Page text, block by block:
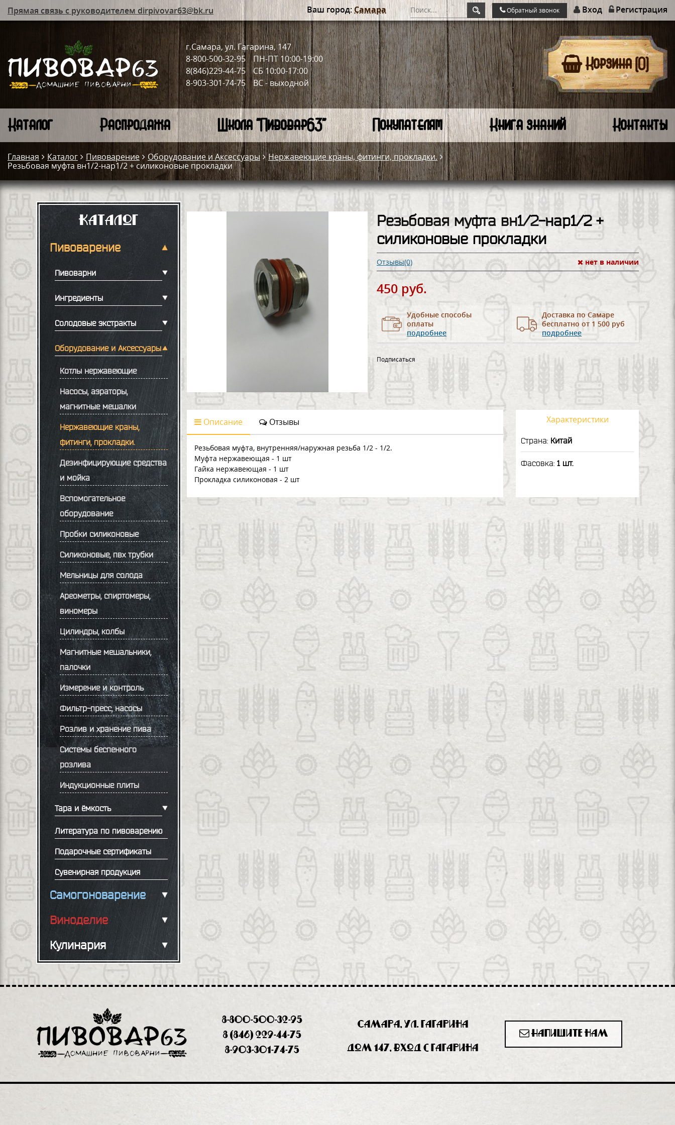
Ваш город: Самара Обратный звонок Вход Регистрация
Прямая связь с руководителем dirpivovar63@bk.ru
г.Самара, ул. Гагарина, 147
8-800-500-32-95
8(846)229-44-75
8-903-301-74-75
ПН-ПТ 10:00-19:00
СБ 10:00-17:00
ВС - выходной
Корзина (0)
Каталог Распродажа Школа "Пивовар63" Покупателям Книга знаний Контакты
Главная Каталог Пивоварение Оборудование и Аксессуары
Нержавеющие краны, фитинги, прокладки.
Резьбовая муфта вн1/2-нар1/2 + силиконовые прокладки
Каталог
Пивоварение
Пивоварни
Ингредиенты
Солодовые экстракты
Оборудование и Аксессуары
Котлы нержавеющие
Насосы, аэраторы,
магнитные мешалки
Нержавеющие краны,
фитинги, прокладки.
Дезинфицирующие средства
и мойка
Вспомогательное
оборудование
Пробки силиконовые
Силиконовые, пвх трубки
Мельницы для солода
Ареометры, спиртомеры,
виномеры
Цилиндры, колбы
Магнитные мешальники,
палочки
Измерение и контроль
Фильтр-пресс, насосы
Розлив и хранение пива
Системы беспенного
розлива
Индукционные плиты
Тара и ёмкость
Литература по пивоварению
Подарочные сертификаты
Сувенирная продукция
Самогоноварение
Виноделие
Кулинария
Резьбовая муфта вн1/2-нар1/2 +
силиконовые прокладки
Отзывы(0) нет в наличии
450 руб.
Удобные способы
оплаты
подробнее
Доставка по Самаре
бесплатно от 1 500 руб
подробнее
Подписаться
Описание Отзывы
Резьбовая муфта, внутренняя/наружная резьба 1/2 - 1/2.
Муфта нержавеющая - 1 шт
Гайка нержавеющая - 1 шт
Прокладка силиконовая - 2 шт
Характеристики
Страна: Китай
Фасовка: 1 шт.
8-800-500-32-95
8 (846) 229-44-75
8-903-301-74-75
Самара, ул. Гагарина
дом 147, вход с Гагарина
Напишите нам